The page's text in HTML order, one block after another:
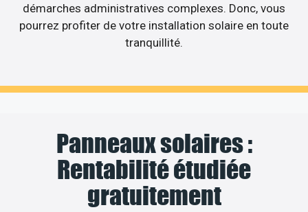
démarches administratives complexes. Donc, vous
pourrez profiter de votre installation solaire en toute
tranquillité.
Panneaux solaires :
Rentabilité étudiée
gratuitement